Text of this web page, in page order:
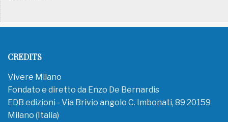
CREDITS
Vivere Milano
Fondato e diretto da Enzo De Bernardis
EDB edizioni - Via Brivio angolo C. Imbonati, 89 20159
Milano (Italia)